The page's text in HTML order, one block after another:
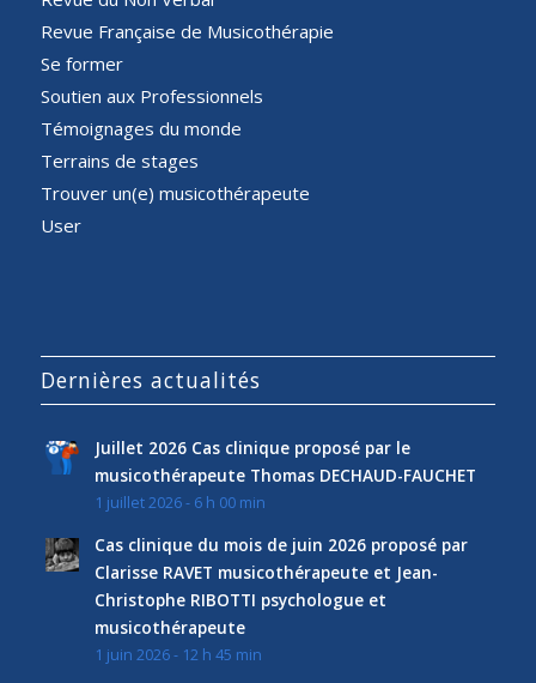
Revue Française de Musicothérapie
Se former
Soutien aux Professionnels
Témoignages du monde
Terrains de stages
Trouver un(e) musicothérapeute
User
Dernières actualités
Juillet 2026 Cas clinique proposé par le
musicothérapeute Thomas DECHAUD-FAUCHET
1 juillet 2026 - 6 h 00 min
Cas clinique du mois de juin 2026 proposé par
Clarisse RAVET musicothérapeute et Jean-
Christophe RIBOTTI psychologue et
musicothérapeute
1 juin 2026 - 12 h 45 min